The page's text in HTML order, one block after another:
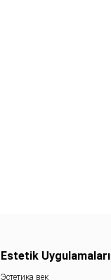
Estetik Uygulamaları
Эстетика век